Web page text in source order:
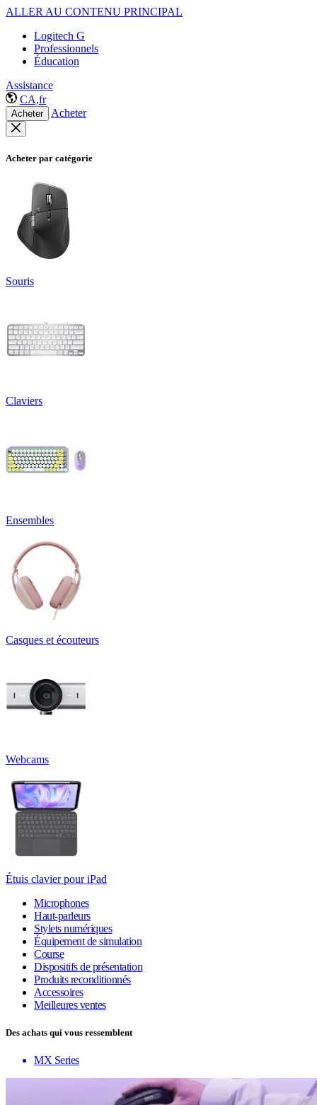
ALLER AU CONTENU PRINCIPAL
Logitech G
Professionnels
Éducation
Assistance
CA,fr
Acheter Acheter
Acheter par catégorie
Souris
Claviers
Ensembles
Casques et écouteurs
Webcams
Étuis clavier pour iPad
Microphones
Haut-parleurs
Stylets numériques
Équipement de simulation
Course
Dispositifs de présentation
Produits reconditionnés
Accessoires
Meilleures ventes
Des achats qui vous ressemblent
MX Series